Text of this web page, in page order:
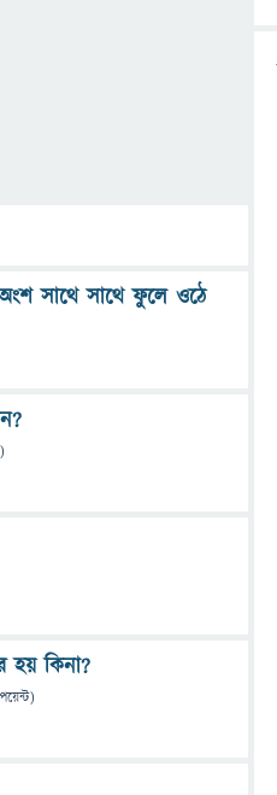
সাথে সাথে ফুলে ওঠে
হয় কিনা?
পয়েন্ট)